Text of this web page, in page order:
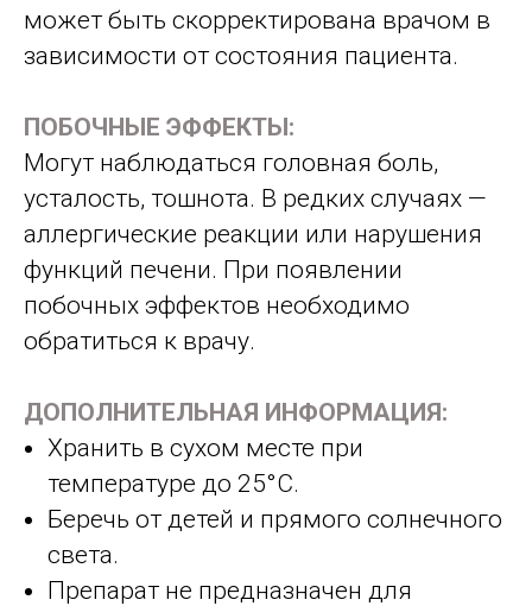
может быть скорректирована врачом в
зависимости от состояния пациента.
ПОБОЧНЫЕ ЭФФЕКТЫ:
Могут наблюдаться головная боль,
усталость, тошнота. В редких случаях —
аллергические реакции или нарушения
функций печени. При появлении
побочных эффектов необходимо
обратиться к врачу.
ДОПОЛНИТЕЛЬНАЯ ИНФОРМАЦИЯ:
Хранить в сухом месте при
температуре до 25°C.
Беречь от детей и прямого солнечного
света.
Препарат не предназначен для